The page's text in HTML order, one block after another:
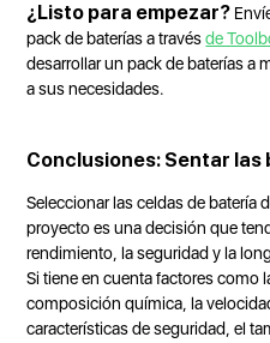
¿Listo para empezar?
pack de baterías a travésde
desarrollar un pack de baterías a
a sus necesidades.
Conclusiones: Sentar las
Seleccionar las celdas de batería
proyecto es una decisión que
rendimiento, la seguridad y la
Si tiene en cuenta factores como
composición química, la
características de seguridad, el